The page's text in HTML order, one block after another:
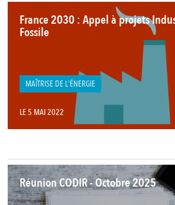
France 2030 : Appel à projets
Fossile
MAÎTRISE DE L'ÉNERGIE
LE 5 MAI 2022
Réunion CODIR - Octobre 2025